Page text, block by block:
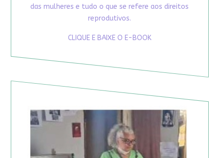
das mulheres e tudo o que se refere aos direitos
reprodutivos.
CLIQUE E BAIXE O E-BOOK